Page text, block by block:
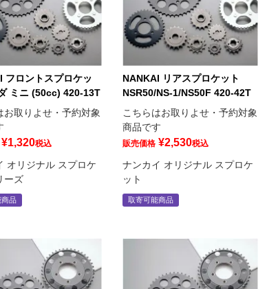
フロントスプロケッ
ミニ (50cc) 420-13T
お取りよせ・予約対象
¥1,320税込
オリジナル スプロケ
ーズ
商品
NANKAI リアスプロケット
NSR50/NS-1/NS50F 420-42T
こちらはお取りよせ・予約対象
商品です
販売価格 ¥2,530税込
ナンカイ オリジナル スプロケ
ット
取寄可能商品